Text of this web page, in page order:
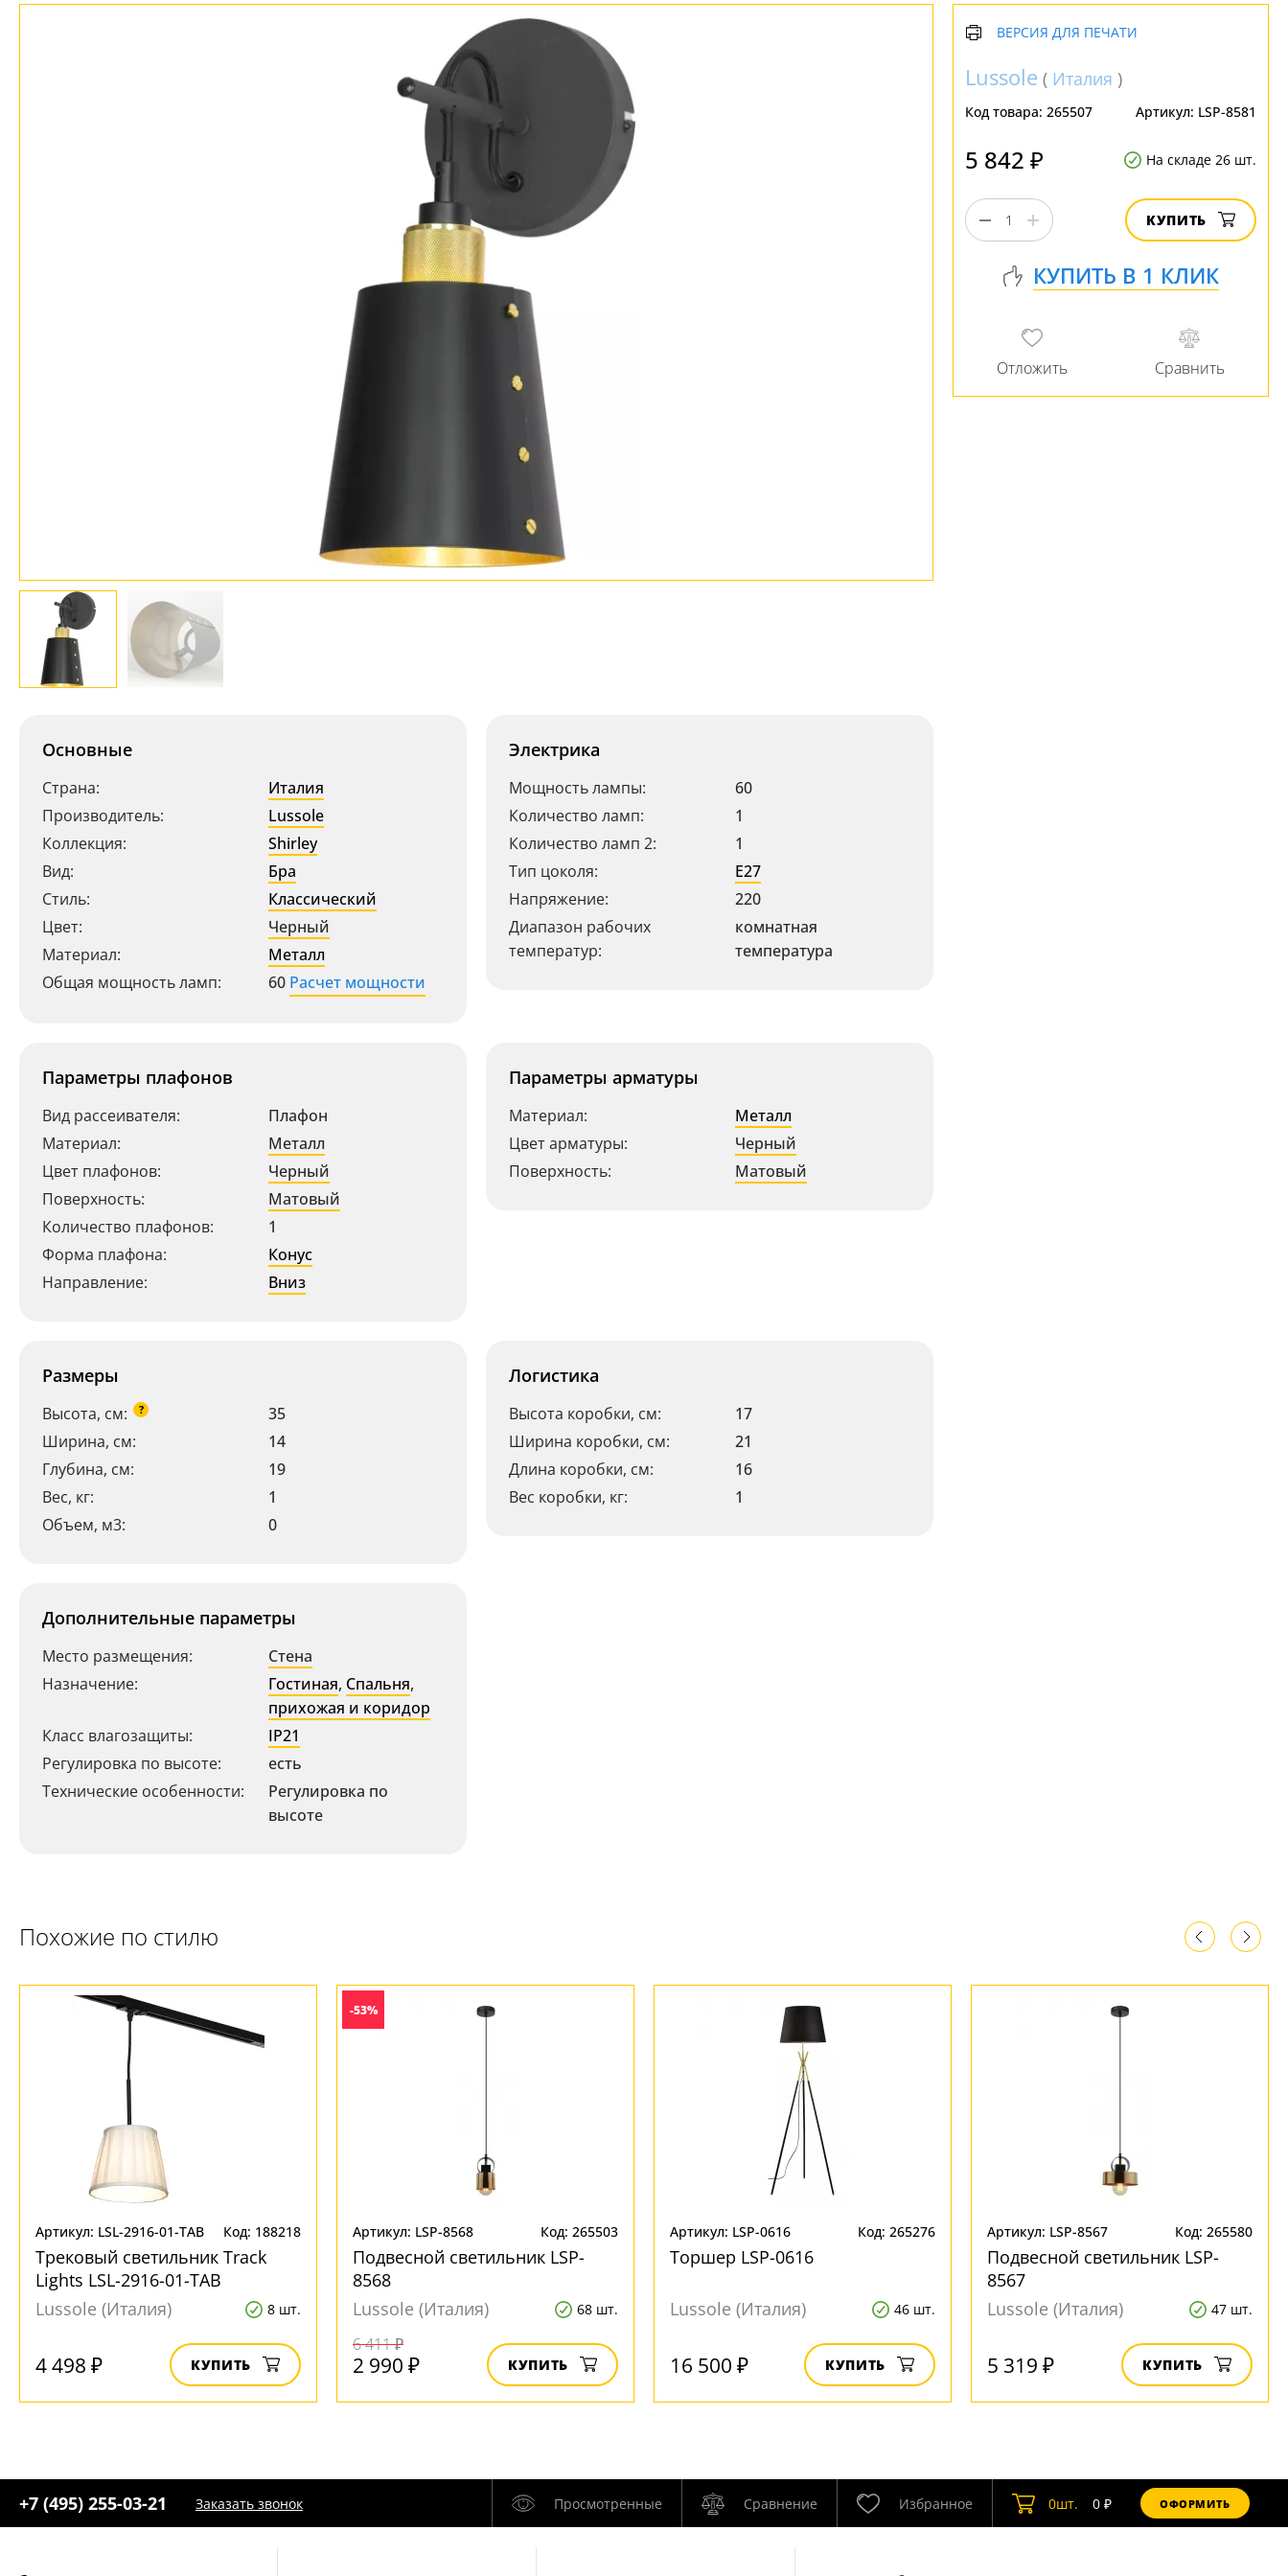
Возврат
+7 (800) 775-63-32 - бесплатно по России
+7 (495) 255-03-21 - бесплатная доставка
Основные
Страна:
Италия
Производитель:
Lussole
Коллекция:
Shirley
Вид:
Бра
Стиль:
Классический
Цвет:
Черный
Материал:
Металл
Общая мощность ламп:
60 Расчет мощности
Электрика
Мощность лампы:
60
Количество ламп:
1
Количество ламп 2:
1
Тип цоколя:
E27
Напряжение:
220
Диапазон рабочих
температур:
комнатная
температура
Параметры плафонов
Вид рассеивателя:
Плафон
Материал:
Металл
Цвет плафонов:
Черный
Поверхность:
Матовый
Количество плафонов:
1
Форма плафона:
Конус
Направление:
Вниз
Параметры арматуры
Материал:
Металл
Цвет арматуры:
Черный
Поверхность:
Матовый
Размеры
Высота, см: ?
35
Ширина, см:
14
Глубина, см:
19
Вес, кг:
1
Объем, м3:
0
Логистика
Высота коробки, см:
17
Ширина коробки, см:
21
Длина коробки, см:
16
Вес коробки, кг:
1
Дополнительные параметры
Место размещения:
Стена
Назначение:
Гостиная, Спальня,
прихожая и коридор
Класс влагозащиты:
IP21
Регулировка по высоте:
есть
Технические особенности:
Регулировка по
высоте
ВЕРСИЯ ДЛЯ ПЕЧАТИ
Lussole ( Италия )
Код товара: 265507 Артикул: LSP-8581
5 842 ₽ На складе 26 шт.
КУПИТЬ
Похожие по стилю
Артикул: LSL-2916-01-TAB Код: 188218
Трековый светильник Track
Lights LSL-2916-01-TAB
Lussole (Италия)
8 шт.
4 498 ₽ КУПИТЬ
-53%
Артикул: LSP-8568 Код: 265503
Подвесной светильник LSP-
8568
Lussole (Италия)
68 шт.
6 411 ₽
2 990 ₽ КУПИТЬ
Артикул: LSP-0616 Код: 265276
Торшер LSP-0616
Lussole (Италия) 46 шт.
16 500 ₽ КУПИТЬ
Артикул: LSP-8567 Код: 265580
Подвесной светильник LSP-
8567
Lussole (Италия)
47 шт.
5 319 ₽ КУПИТЬ
+7 (495) 255-03-21 Заказать звонок Просмотренные Сравнение Избранное 0шт. 0₽ ОФОРМИТЬ